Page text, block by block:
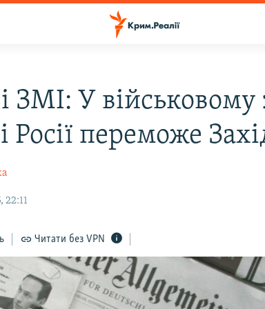
ЗМІ: У військовому
Росії переможе
22:11
Читати без VPN